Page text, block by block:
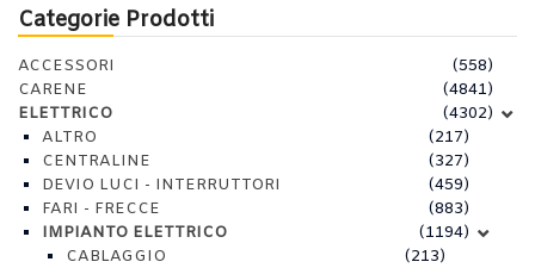
Categorie Prodotti
ACCESSORI
(558)
CARENE
(4841)
ELETTRICO
(4302)
ALTRO
(217)
CENTRALINE
(327)
DEVIO LUCI - INTERRUTTORI
(459)
FARI - FRECCE
(883)
IMPIANTO ELETTRICO
(1194)
CABLAGGIO
(213)